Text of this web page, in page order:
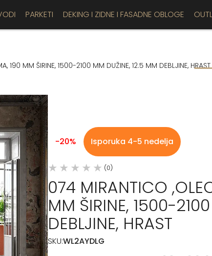
PARKETI DEKING I ZIDNE I FASADNE OBLOGE
190 MM ŠIRINE, 1500-2100 MM DUŽINE, 12.5 MM DEBLJINE, HRAST
-20% Isporuka 4-5 nedelja
(0)
074 MIRANTICO
MM ŠIRINE, 1500-
DEBLJINE, HRAST
SKU:WL2AYDLG